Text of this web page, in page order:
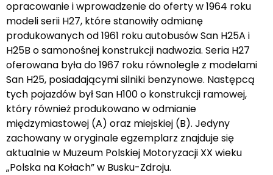
opracowanie i wprowadzenie do oferty w 1964 roku
modeli serii H27, które stanowiły odmianę
produkowanych od 1961 roku autobusów San H25A i
H25B o samonośnej konstrukcji nadwozia. Seria H27
oferowana była do 1967 roku równolegle z modelami
San H25, posiadającymi silniki benzynowe. Następcą
tych pojazdów był San H100 o konstrukcji ramowej,
który również produkowano w odmianie
międzymiastowej (A) oraz miejskiej (B). Jedyny
zachowany w oryginale egzemplarz znajduje się
aktualnie w Muzeum Polskiej Motoryzacji XX wieku
„Polska na Kołach” w Busku-Zdroju.